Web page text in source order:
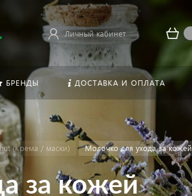
Личный кабинет
БРЕНДЫ ДОСТАВКА И ОПЛАТА
(Крема / маски) Молочко для ухода за кожей
за кожей